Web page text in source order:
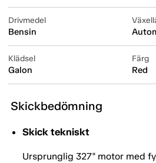
Drivmedel
Bensin
Klädsel
Galon
Färg
Red
Skickbedömning
Skick tekniskt
Ursprunglig 327" motor med